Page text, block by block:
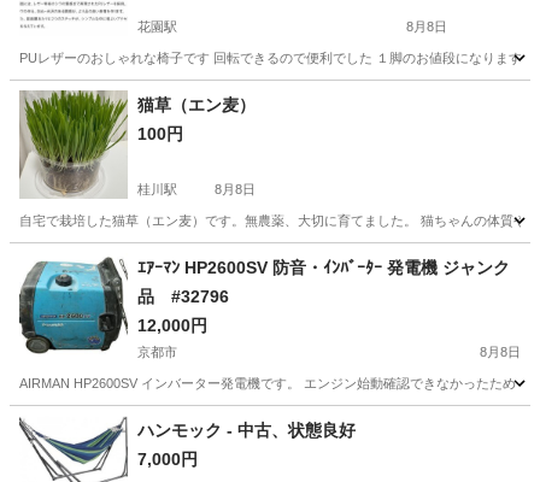
花園駅 8月8日
PUレザーのおしゃれな椅子です 回転できるので便利でした １脚のお値段になりま
京都 京都市 花園駅 その他
猫草（エン麦）
100円
桂川駅 8月8日
自宅で栽培した猫草（エン麦）です。無農薬、大切に育てました。 猫ちゃんの体質
京都 京都市 桂川駅
ｴｱｰﾏﾝ HP2600SV 防音・ｲﾝﾊﾞｰﾀｰ 発電機 ジャンク
品 #32796
12,000円
京都市 8月8日
AIRMAN HP2600SV インバーター発電機です。 エンジン始動確認できなかったため
京都市 エアーマン
ハンモック - 中古、状態良好
7,000円